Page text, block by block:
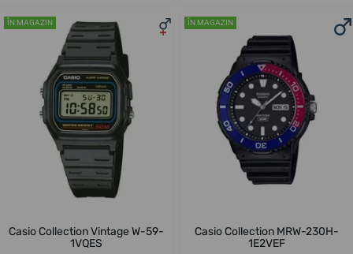
ÎN MAGAZIN
Casio Collection Vintage W-59-
1VQES
ÎN MAGAZIN
Casio Collection MRW-230H-
1E2VEF